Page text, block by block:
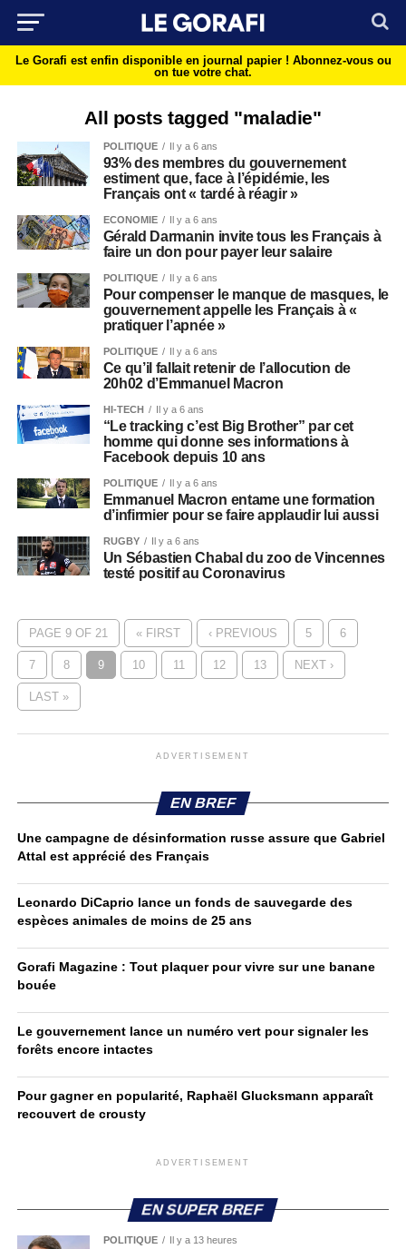
Le Gorafi est enfin disponible en journal papier ! Abonnez-vous ou
on tue votre chat.
All posts tagged "maladie"
POLITIQUE Il y a 6 ans
93% des membres du gouvernement
estiment que, face à l’épidémie, les
Français ont « tardé à réagir »
ECONOMIE Il y a 6 ans
Gérald Darmanin invite tous les Français à
faire un don pour payer leur salaire
POLITIQUE Il y a 6 ans
Pour compenser le manque de masques, le
gouvernement appelle les Français à «
pratiquer l’apnée »
POLITIQUE Il y a 6 ans
Ce qu’il fallait retenir de l’allocution de
20h02 d’Emmanuel Macron
HI-TECH Il y a 6 ans
“Le tracking c’est Big Brother” par cet
homme qui donne ses informations à
Facebook depuis 10 ans
POLITIQUE Il y a 6 ans
Emmanuel Macron entame une formation
d’infirmier pour se faire applaudir lui aussi
RUGBY Il y a 6 ans
Un Sébastien Chabal du zoo de Vincennes
testé positif au Coronavirus
PAGE 9 OF 21 « FIRST ‹ PREVIOUS 5 6
7 8 9 10 11 12 13 NEXT ›
LAST »
ADVERTISEMENT
EN BREF
Une campagne de désinformation russe assure que Gabriel
Attal est apprécié des Français
Leonardo DiCaprio lance un fonds de sauvegarde des
espèces animales de moins de 25 ans
Gorafi Magazine : Tout plaquer pour vivre sur une banane
bouée
Le gouvernement lance un numéro vert pour signaler les
forêts encore intactes
Pour gagner en popularité, Raphaël Glucksmann apparaît
recouvert de crousty
ADVERTISEMENT
EN SUPER BREF
POLITIQUE Il y a 13 heures